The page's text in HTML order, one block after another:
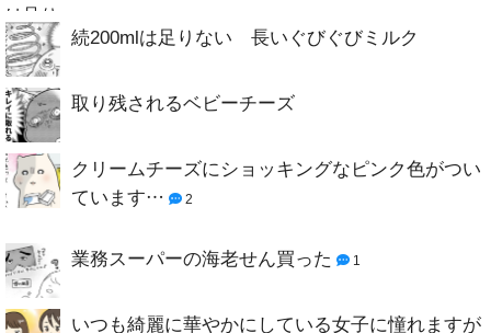
続200mlは足りない 長いぐびぐびミルク
取り残されるベビーチーズ
クリームチーズにショッキングなピンク色がつい
ています…
2
業務スーパーの海老せん買った 1
いつも綺麗に華やかにしている女子に憧れますが